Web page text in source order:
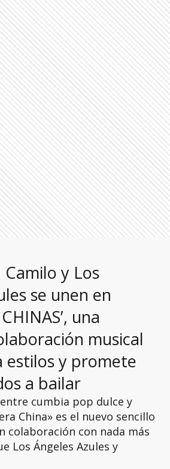
Camilo y Los
se unen en
una
musical
estilos y promete
a bailar
cumbia pop dulce y
China» es el nuevo sencillo
colaboración con nada más
Los Ángeles Azules y